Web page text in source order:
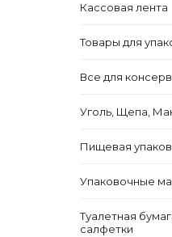
Кассовая лента
Товары для
Все для
Уголь, Щепа,
Пищевая
Упаковочные
Туалетная
салфетки